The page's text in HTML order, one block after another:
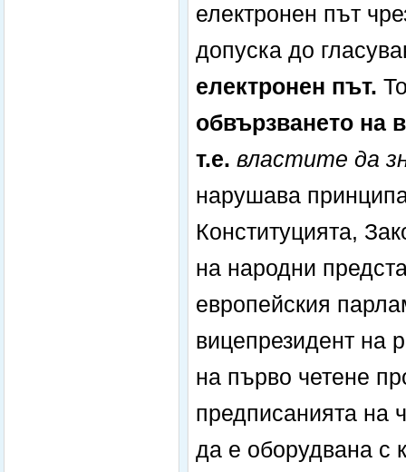
електронен път
допуска до
електронен път.
обвързването на
т.е. властите да
нарушава
Конституцията,
на народни
европейския
вицепрезидент на
на първо четене
предписанията на
да е оборудвана с